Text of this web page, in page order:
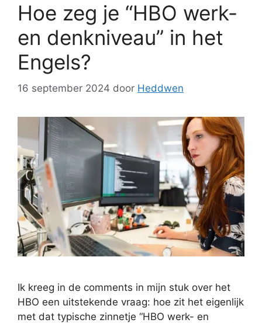
Hoe zeg je “HBO werk-
en denkniveau” in het
Engels?
16 september 2024 door Heddwen
Ik kreeg in de comments in mijn stuk over het
HBO een uitstekende vraag: hoe zit het eigenlijk
met dat typische zinnetje “HBO werk- en